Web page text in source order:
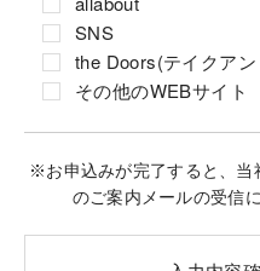
SNS
the Doors(テイクア
その他のWEBサイト
※お申込みが完了すると、当
のご案内メールの受信